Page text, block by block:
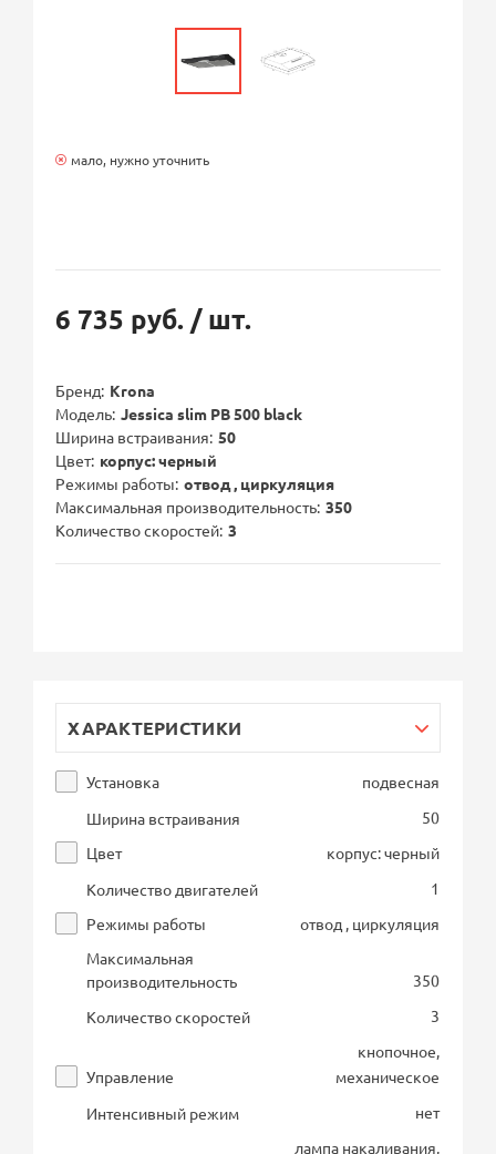
мало, нужно уточнить
6 735 руб. / шт.
Бренд Krona
Модель Jessica slim PB 500 black
Ширина встраивания 50
Цвет корпус: черный
Режимы работы отвод , циркуляция
Максимальная производительность 350
Количество скоростей 3
ХАРАКТЕРИСТИКИ
Установка
подвесная
Ширина встраивания
50
Цвет
корпус: черный
Количество двигателей
1
Режимы работы
отвод , циркуляция
Максимальная
производительность
350
Количество скоростей
3
Управление
кнопочное,
механическое
Интенсивный режим
нет
лампа накаливания,